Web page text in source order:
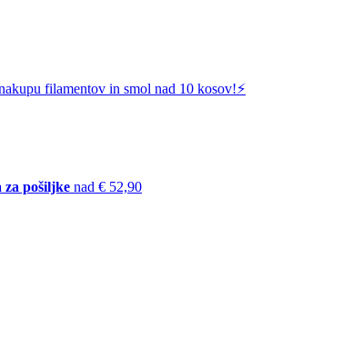
filamentov in smol nad 10 kosov!⚡️
za pošiljke nad € 52,90